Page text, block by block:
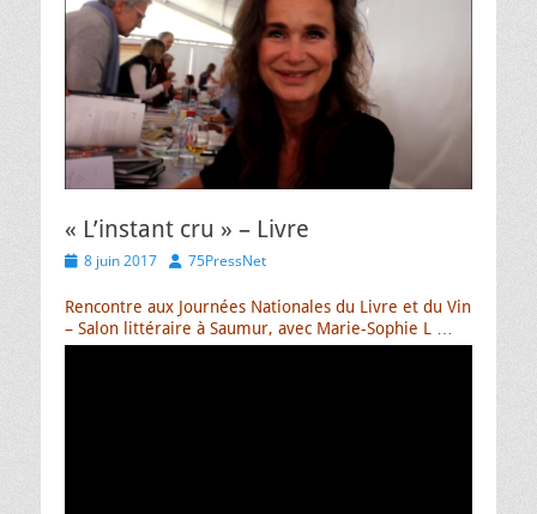
« L’instant cru » – Livre
Posted8 juin 2017 Author
75PressNet
Rencontre aux Journées Nationales du Livre et du Vin
– Salon littéraire à Saumur, avec Marie-Sophie L …